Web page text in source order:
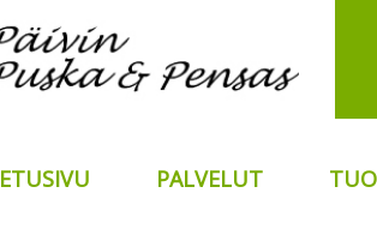
ETUSIVU PALVELUT